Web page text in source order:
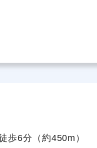
歩6分（約450m）